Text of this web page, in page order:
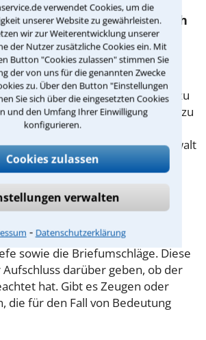
verwendet Cookies, um die
unserer Website zu gewährleisten.
wir zur Weiterentwicklung unserer
der Nutzer zusätzliche Cookies ein. Mit
Button "Cookies zulassen" stimmen Sie
der von uns für die genannten Zwecke
zu. Über den Button "Einstellungen
Sie sich über die eingesetzten Cookies
und den Umfang Ihrer Einwilligung
konfigurieren.
Cookies zulassen
verwalten
⁃ Datenschutzerklärung
anwaltlichen Erstgespräch
Gesprächs mit Ihrem
in Wuppertal
in Ruhe den Sachverhalt zu
eine qualifizierte Einschätzung zu
Erfolgsaussichten erhalten. In
Sie dann mit Ihrem Anwalt
in Ihrem Fall.
auf den Termin beim
alle Unterlagen wie z.B.
sowie die Briefumschläge. Diese
darüber geben, ob der
hat. Gibt es Zeugen oder
die für den Fall von Bedeutung